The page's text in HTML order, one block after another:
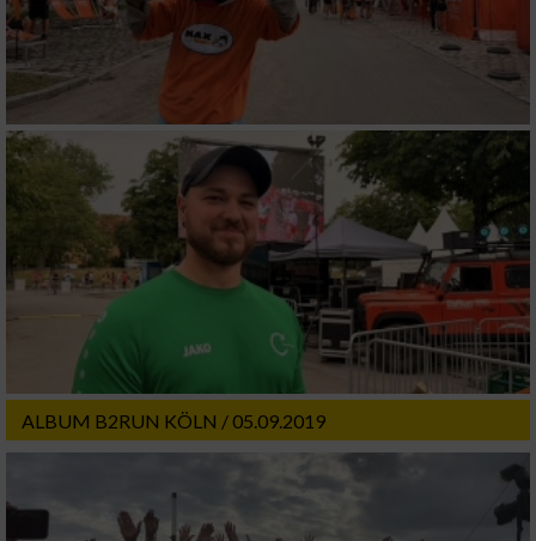
ALBUM B2RUN KÖLN / 05.09.2019